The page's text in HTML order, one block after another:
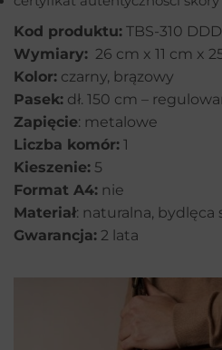
Kod produktu: TBS-310
Wymiary: 26 cm x 11 cm x
Kolor: czarny, brązowy
Pasek: dł. 150 cm –
Zapięcie: metalowe
Liczba komór: 1
Kieszenie: 5
Format A4: nie
Materiał: naturalna, bydlęca
Gwarancja: 2 lata